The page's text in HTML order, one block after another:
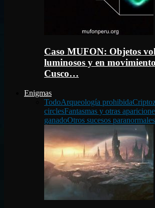
Caso MUFON: Objetos
luminosos y en
Cusco…
Enigmas
TodoArqueología prohibida
circlesFantasmas y otras
ganadoOtros sucesos paranormales